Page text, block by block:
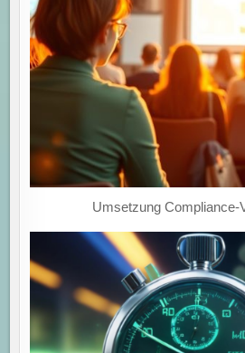
Umsetzung Compliance-